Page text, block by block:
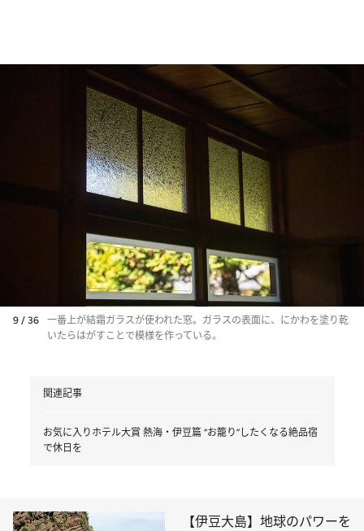
9 / 36
一番上が結霜ガラスが使われた窓。ガラスの表面に、にかわを塗り乾
いたらはがすことで模様を作っている。
関連記事
お気に入りホテル大賞 熱海・伊豆篇 “お籠り”したくなる絶品宿
で休日を
【伊豆大島】地球のパワーを